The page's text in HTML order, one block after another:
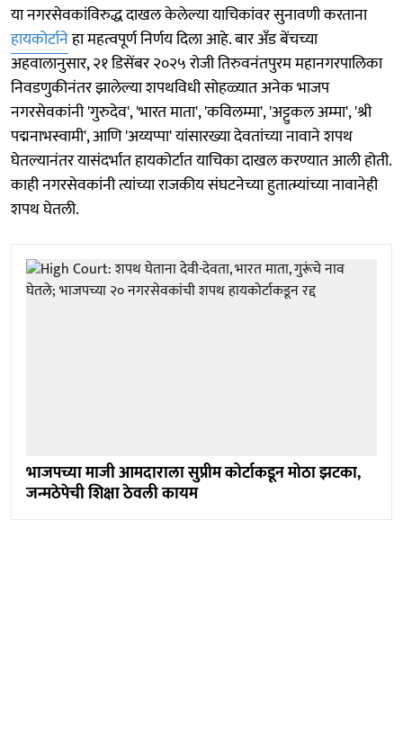
या नगरसेवकांविरुद्ध दाखल केलेल्या याचिकांवर सुनावणी करताना
हायकोर्टानेहा महत्वपूर्ण निर्णय दिला आहे. बार अँड बेंचच्या
अहवालानुसार, २१ डिसेंबर २०२५ रोजी तिरुवनंतपुरम महानगरपालिका
निवडणुकीनंतर झालेल्या शपथविधी सोहळ्यात अनेक भाजप
नगरसेवकांनी 'गुरुदेव', 'भारत माता', 'कविलम्मा', 'अट्टुकल अम्मा', 'श्री
पद्मनाभस्वामी', आणि 'अय्यप्पा' यांसारख्या देवतांच्या नावाने शपथ
घेतल्यानंतर यासंदर्भात हायकोर्टात याचिका दाखल करण्यात आली होती.
काही नगरसेवकांनी त्यांच्या राजकीय संघटनेच्या हुतात्म्यांच्या नावानेही
शपथ घेतली.
भाजपच्या माजी आमदाराला सुप्रीम कोर्टाकडून मोठा झटका,
जन्मठेपेची शिक्षा ठेवली कायम